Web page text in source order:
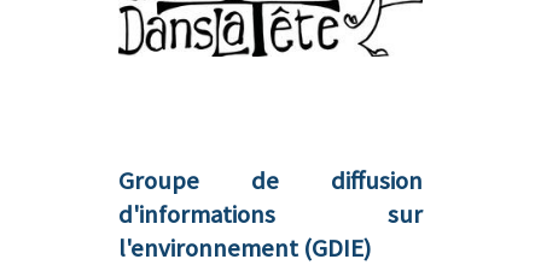
Groupe de diffusion
d'informations sur
l'environnement (GDIE)